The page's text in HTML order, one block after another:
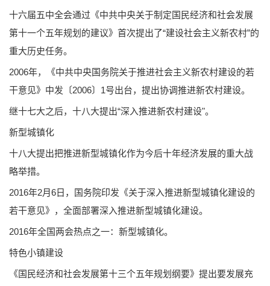
十六届五中全会通过《中共中央关于制定国民经济和社会发展
第十一个五年规划的建议》首次提出了“建设社会主义新农村”的
重大历史任务。
2006年，《中共中央国务院关于推进社会主义新农村建设的若
干意见》中发〔2006〕1号出台，提出协调推进新农村建设。
继十七大之后，十八大提出“深入推进新农村建设"。
新型城镇化
十八大提出把推进新型城镇化作为今后十年经济发展的重大战
略举措。
2016年2月6日，国务院印发《关于深入推进新型城镇化建设的
若干意见》，全面部署深入推进新型城镇化建设。
2016年全国两会热点之一：新型城镇化。
特色小镇建设
《国民经济和社会发展第十三个五年规划纲要》提出要发展充